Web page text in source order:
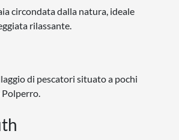
circondata dalla natura, ideale
rilassante.
di pescatori situato a pochi